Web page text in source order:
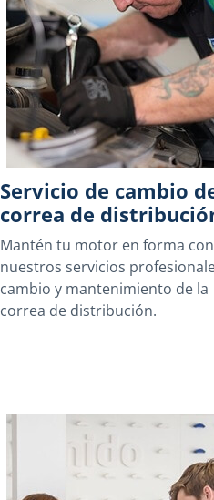
Servicio de cambio
correa de
Mantén tu motor en forma con
nuestros servicios
cambio y mantenimiento de la
correa de distribución.